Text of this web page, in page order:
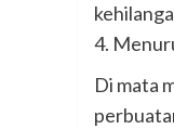
4.
Di mata